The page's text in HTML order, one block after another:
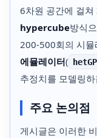
6차원 공간에 걸
hypercube방식
200-500회의 시뮬
에뮬레이터( hetGP
추정치를 모델링
주요 논의점
게시글은 이러한